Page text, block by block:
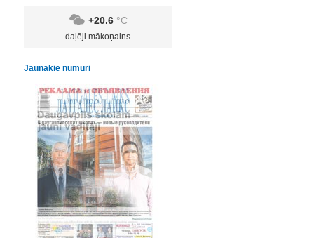
+20.6 °C
daļēji mākoņains
Jaunākie numuri